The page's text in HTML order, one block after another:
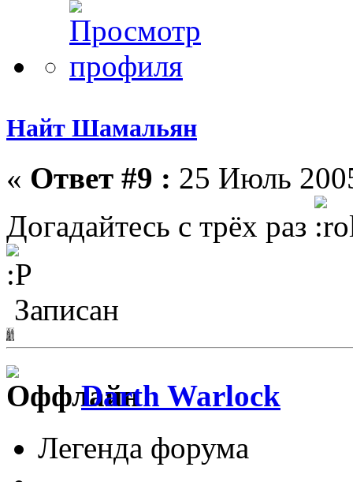
Найт Шамальян
« Ответ #9 : 25 Июль
Догадайтесь с трёх раз
Записан
Darth Warlock
Легенда форума